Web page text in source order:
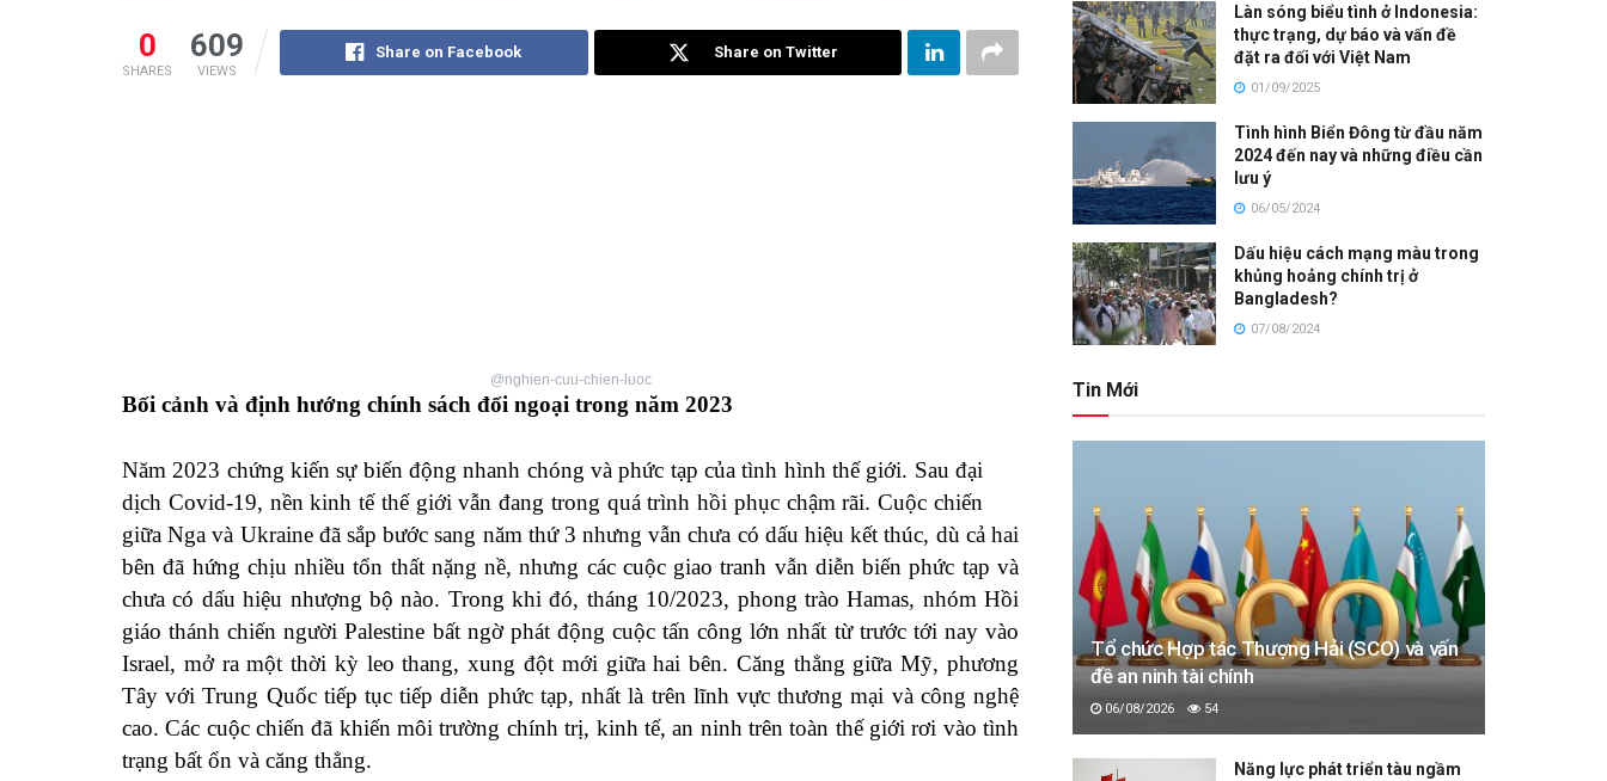
0
SHARES
609
VIEWS
Share on Facebook Share on Twitter
@nghien-cuu-chien-luoc
Bối cảnh và định hướng chính sách đối ngoại trong năm 2023
Năm 2023 chứng kiến sự biến động nhanh chóng và phức tạp của tình hình thế giới. Sau đại
dịch Covid-19, nền kinh tế thế giới vẫn đang trong quá trình hồi phục chậm rãi. Cuộc chiến
giữa Nga và Ukraine đã sắp bước sang năm thứ 3 nhưng vẫn chưa có dấu hiệu kết thúc, dù cả hai
bên đã hứng chịu nhiều tổn thất nặng nề, nhưng các cuộc giao tranh vẫn diễn biến phức tạp và
chưa có dấu hiệu nhượng bộ nào. Trong khi đó, tháng 10/2023, phong trào Hamas, nhóm Hồi
giáo thánh chiến người Palestine bất ngờ phát động cuộc tấn công lớn nhất từ trước tới nay vào
Israel, mở ra một thời kỳ leo thang, xung đột mới giữa hai bên. Căng thẳng giữa Mỹ, phương
Tây với Trung Quốc tiếp tục tiếp diễn phức tạp, nhất là trên lĩnh vực thương mại và công nghệ
cao. Các cuộc chiến đã khiến môi trường chính trị, kinh tế, an ninh trên toàn thế giới rơi vào tình
trạng bất ổn và căng thẳng.
Làn sóng biểu tình ở Indonesia:
thực trạng, dự báo và vấn đề
đặt ra đối với Việt Nam
01/09/2025
Tình hình Biển Đông từ đầu năm
2024 đến nay và những điều cần
lưu ý
06/05/2024
Dấu hiệu cách mạng màu trong
khủng hoảng chính trị ở
Bangladesh?
07/08/2024
Tin Mới
Tổ chức Hợp tác Thượng Hải (SCO) và vấn
đề an ninh tài chính
06/08/2026 54
Năng lực phát triển tàu ngầm